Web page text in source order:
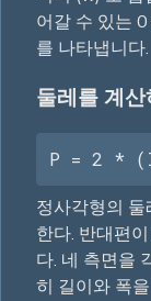
어갈 수 있는
를 나타냅니다.
둘레를 계
P = 2 *
정사각형의
한다. 반대편
다. 네 측면을
히 길이와 폭